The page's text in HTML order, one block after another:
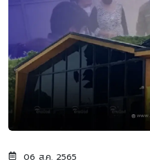
06 ส.ค. 2565